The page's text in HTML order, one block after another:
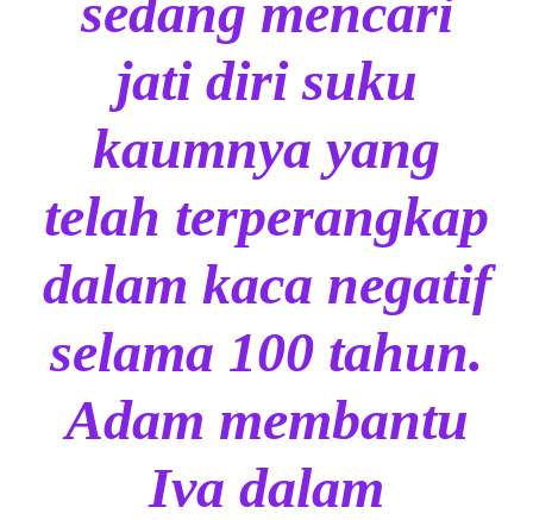
jati diri suku
kaumnya yang
telah terperangkap
dalam kaca negatif
selama 100 tahun.
Adam membantu
Iva dalam